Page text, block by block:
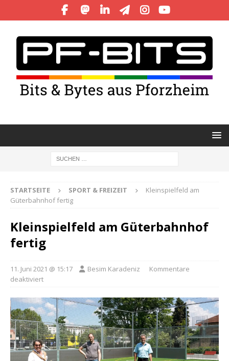
STARTSEITE SPORT & FREIZEIT
Kleinspielfeld am
Güterbahnhof fertig
Kleinspielfeld am Güterbahnhof
fertig
11. Juni 2021 @ 15:17 Besim Karadeniz
Kommentare
deaktiviert